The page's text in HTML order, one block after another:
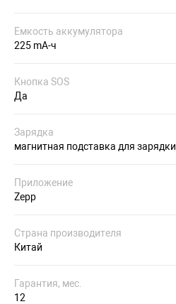
Емкость аккумулятора
225 mA-ч
Кнопка SOS
Да
Зарядка
магнитная подставка для зарядки
Приложение
Zepp
Страна производителя
Китай
Гарантия, мес.
12